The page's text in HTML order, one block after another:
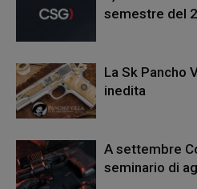
semestre del
La Sk Pancho
inedita
A settembre
seminario di